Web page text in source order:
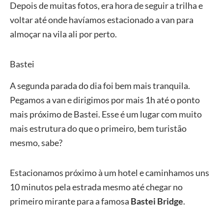
Depois de muitas fotos, era hora de seguir a trilha e
voltar até onde havíamos estacionado a van para
almoçar na vila ali por perto.
Bastei
A segunda parada do dia foi bem mais tranquila.
Pegamos a van e dirigimos por mais 1h até o ponto
mais próximo de Bastei. Esse é um lugar com muito
mais estrutura do que o primeiro, bem turistão
mesmo, sabe?
Estacionamos próximo à um hotel e caminhamos uns
10 minutos pela estrada mesmo até chegar no
primeiro mirante para a famosa Bastei Bridge.